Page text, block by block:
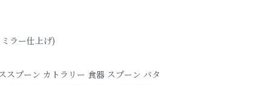
ラー仕上げ)
スプーン カトラリー 食器 スプーン バタ